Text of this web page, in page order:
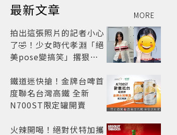
最新文章 MORE
拍出這張照片的記者小心
了🤣！少女時代孝淵「絕
美pose變搞笑」撂狠
鐵道迷快搶！金牌台啤首
度聯名台灣高鐵 全新
N700ST限定罐開賣
火辣開喝！絕對伏特加攜